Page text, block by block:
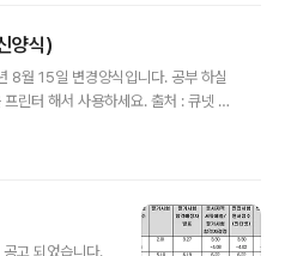
해 뜨거운 잇슈
539 ② 종합
국가 및 공공발
축물외벽 마
양식)
8월 15일 변경양식입니다. 공부 하실
린터 해서 사용하세요. 출처 : 큐넷 >
고 되었습니다.